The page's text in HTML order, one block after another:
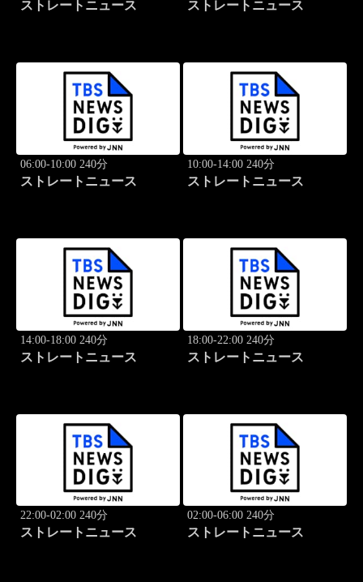
ストレートニュース ストレートニュース
06:00-10:00 240分
ストレートニュース
10:00-14:00 240分
ストレートニュース
14:00-18:00 240分
ストレートニュース
18:00-22:00 240分
ストレートニュース
22:00-02:00 240分
ストレートニュース
02:00-06:00 240分
ストレートニュース